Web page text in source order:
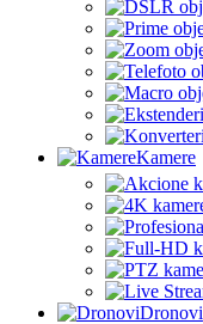
Kamere
Dronovi